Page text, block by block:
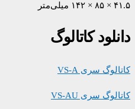
۴۱.۵ × ۸۵ × ۱۴۲ میلی‌متر
دانلود کاتالوگ
کاتالوگ سری VS-A
کاتالوگ سری VS-AU